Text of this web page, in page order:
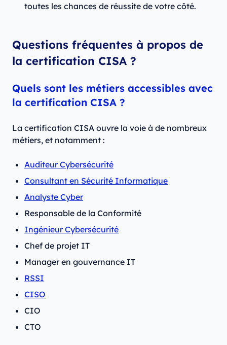
toutes les chances de réussite de votre côté.
Questions fréquentes à propos de
la certification CISA ?
Quels sont les métiers accessibles avec
la certification CISA ?
La certification CISA ouvre la voie à de nombreux
métiers, et notamment :
Auditeur Cybersécurité
Consultant en Sécurité Informatique
Analyste Cyber
Responsable de la Conformité
Ingénieur Cybersécurité
Chef de projet IT
Manager en gouvernance IT
RSSI
CISO
CIO
CTO